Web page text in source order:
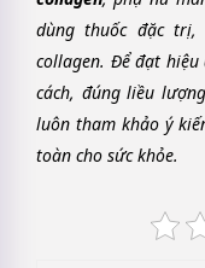
dùng thuốc đặc
collagen. Để đạt
cách, đúng liều
luôn tham khảo ý
toàn cho sức khỏe.